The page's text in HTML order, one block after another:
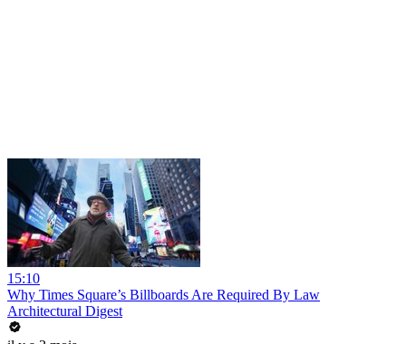
15:10
Why Times Square’s Billboards Are Required By Law
Architectural Digest